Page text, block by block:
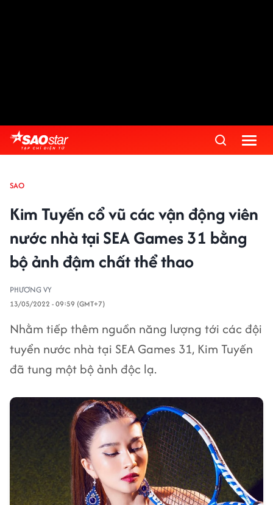
SAO
Kim Tuyến cổ vũ các vận động viên
nước nhà tại SEA Games 31 bằng
bộ ảnh đậm chất thể thao
PHƯƠNG VY
13/05/2022 - 09:59 (GMT+7)
Nhằm tiếp thêm nguồn năng lượng tới các đội
tuyển nước nhà tại SEA Games 31, Kim Tuyến
đã tung một bộ ảnh độc lạ.